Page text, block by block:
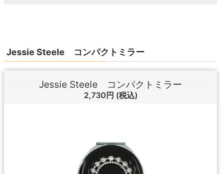
Jessie Steele コンパクトミラー
Jessie Steele コンパクトミラー
2,730円 (税込)